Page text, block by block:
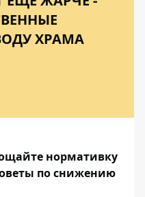
ХРАМА
нормативку
по снижению